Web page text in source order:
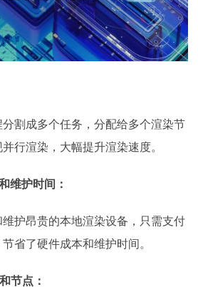
割成多个任务，分配给多个渲染节
行渲染，大幅提升渲染速度。
维护时间：
护昂贵的本地渲染设备，只需支付
省了硬件成本和维护时间。
节点：